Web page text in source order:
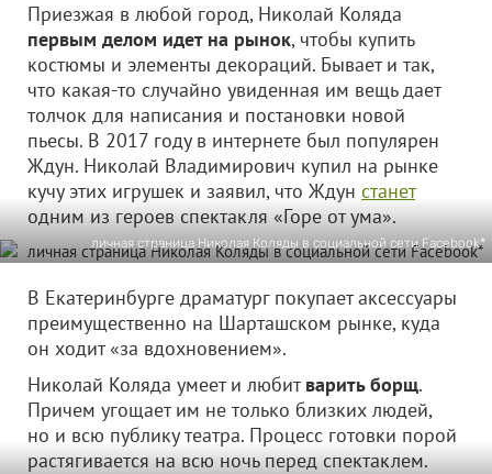
Приезжая в любой город, Николай Коляда
первым делом идет на рынок, чтобы купить
костюмы и элементы декораций. Бывает и так,
что какая-то случайно увиденная им вещь дает
толчок для написания и постановки новой
пьесы. В 2017 году в интернете был популярен
Ждун. Николай Владимирович купил на рынке
кучу этих игрушек и заявил, что Ждун станет
одним из героев спектакля «Горе от ума».
личная страница Николая Коляды в социальной сети Facebook*
В Екатеринбурге драматург покупает аксессуары
преимущественно на Шарташском рынке, куда
он ходит «за вдохновением».
Николай Коляда умеет и любитварить борщ.
Причем угощает им не только близких людей,
но и всю публику театра. Процесс готовки порой
растягивается на всю ночь перед спектаклем.